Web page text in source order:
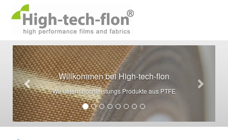
Willkommen bei High-tech-flon
Wir liefern hochleistungs Produkte aus PTFE